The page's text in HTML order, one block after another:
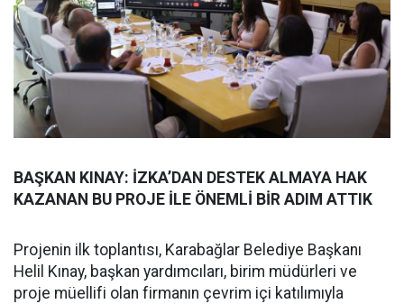
BAŞKAN KINAY: İZKA’DAN DESTEK ALMAYA HAK
KAZANAN BU PROJE İLE ÖNEMLİ BİR ADIM ATTIK
Projenin ilk toplantısı, Karabağlar Belediye Başkanı
Helil Kınay, başkan yardımcıları, birim müdürleri ve
proje müellifi olan firmanın çevrim içi katılımıyla